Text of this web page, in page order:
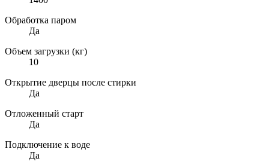
Обработка паром
Да
Объем загрузки (кг)
10
Открытие дверцы после стирки
Да
Отложенный старт
Да
Подключение к воде
Да